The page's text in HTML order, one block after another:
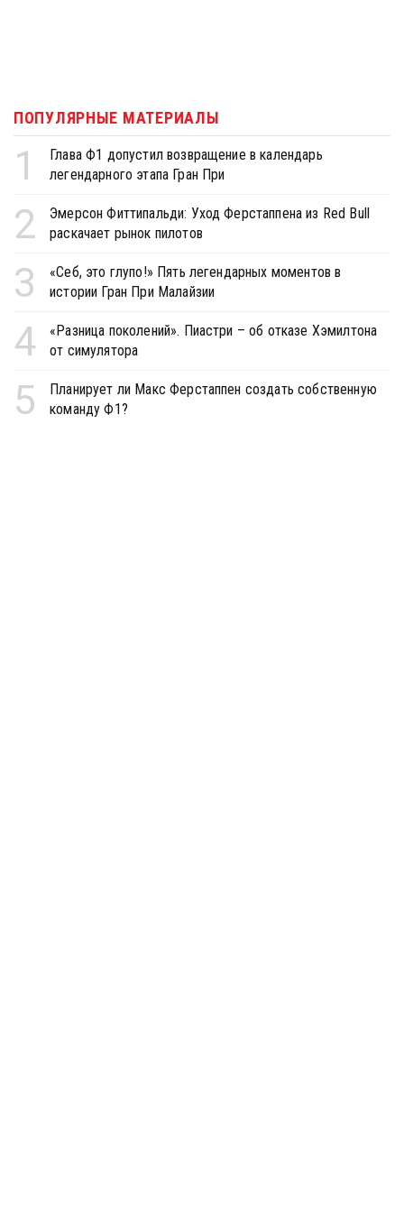
ПОПУЛЯРНЫЕ МАТЕРИАЛЫ
1
Глава Ф1 допустил возвращение в календарь
легендарного этапа Гран При
2
Эмерсон Фиттипальди: Уход Ферстаппена из Red Bull
раскачает рынок пилотов
3
«Себ, это глупо!» Пять легендарных моментов в
истории Гран При Малайзии
4
«Разница поколений». Пиастри – об отказе Хэмилтона
от симулятора
5
Планирует ли Макс Ферстаппен создать собственную
команду Ф1?